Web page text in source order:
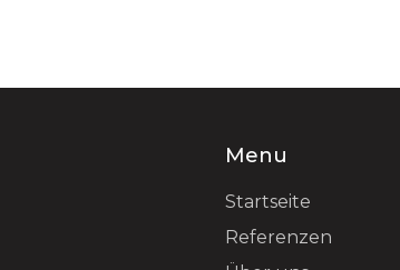
Menu
Startseite
Referenzen